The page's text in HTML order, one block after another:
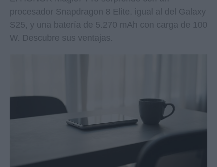
procesador Snapdragon 8 Elite, igual al del Galaxy
S25, y una batería de 5.270 mAh con carga de 100
W. Descubre sus ventajas.